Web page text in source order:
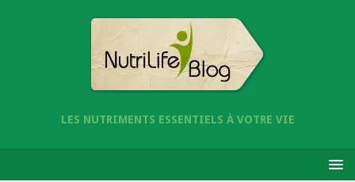
LES NUTRIMENTS ESSENTIELS À VOTRE VIE